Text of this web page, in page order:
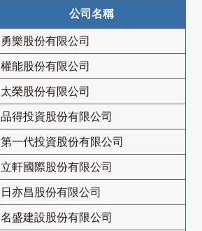
公司名稱
勇樂股份有限公司
權能股份有限公司
太榮股份有限公司
品得投資股份有限公司
第一代投資股份有限公司
立軒國際股份有限公司
日亦昌股份有限公司
名盛建設股份有限公司